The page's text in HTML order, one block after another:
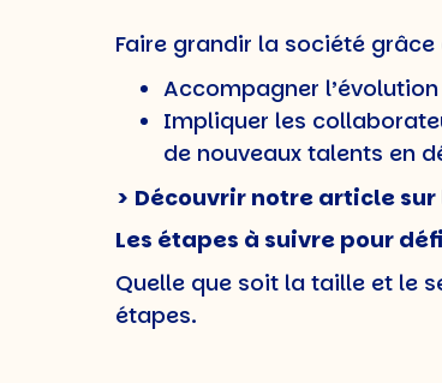
Faire grandir la société
Accompagner
Impliquer les
de nouveaux talents en
> Découvrir notre article sur
Les étapes à suivre pour
Quelle que soit la taille et le
étapes.